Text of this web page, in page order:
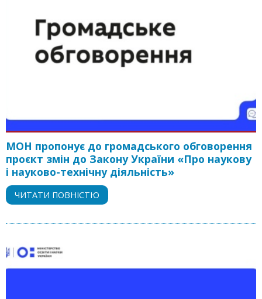
МОН пропонує до громадського обговорення
проєкт змін до Закону України «Про наукову
і науково-технічну діяльність»
ЧИТАТИ ПОВНІСТЮ